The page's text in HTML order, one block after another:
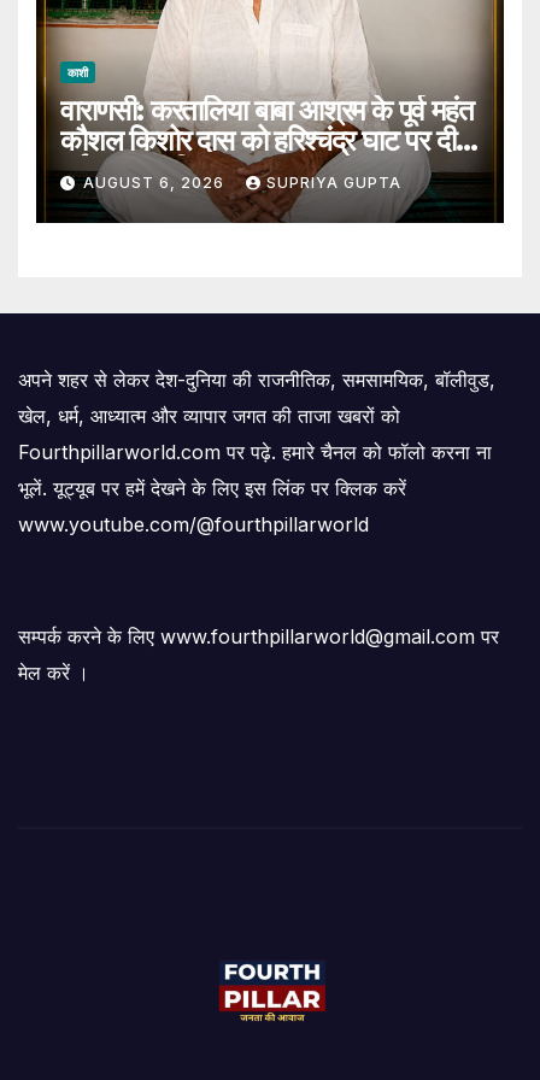
काशी
वाराणसी: करतालिया बाबा आश्रम के पूर्व महंत
कौशल किशोर दास को हरिश्चंद्र घाट पर दी
गई जल समाधि
AUGUST 6, 2026 SUPRIYA GUPTA
अपने शहर से लेकर देश-दुनिया की राजनीतिक, समसामयिक, बॉलीवुड,
खेल, धर्म, आध्यात्म और व्यापार जगत की ताजा खबरों को
Fourthpillarworld.com पर पढ़े. हमारे चैनल को फॉलो करना ना
भूलें. यूट्यूब पर हमें देखने के लिए इस लिंक पर क्लिक करें
www.youtube.com/@fourthpillarworld
सम्पर्क करने के लिए www.fourthpillarworld@gmail.com पर
मेल करें ।